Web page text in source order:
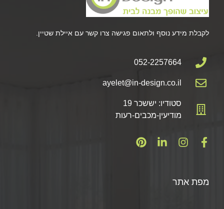
לקבלת מידע נוסף ולתאום פגישה צרו קשר עם איילת שטיין.
052-2257664
ayelet@in-design.co.il
סטודיו: יששכר 19
מודיעין-מכבים-רעות
מפת אתר